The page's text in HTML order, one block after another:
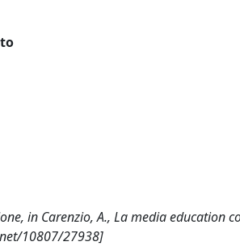
in Carenzio, A., La media
10807/27938]